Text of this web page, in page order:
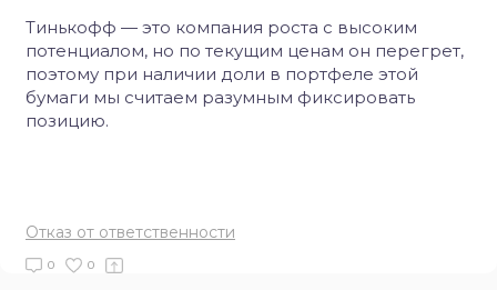
Тинькофф — это компания роста с высоким
потенциалом, но по текущим ценам он перегрет,
поэтому при наличии доли в портфеле этой
бумаги мы считаем разумным фиксировать
позицию.
Отказ от ответственности
0 0